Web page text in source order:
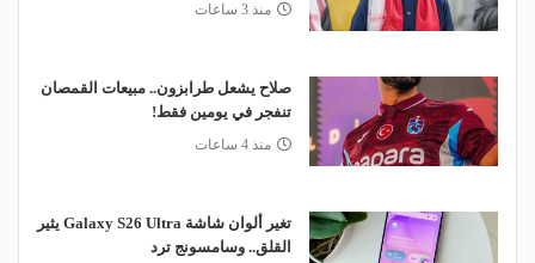
منذ 3 ساعات
صلاح يشعل طرابزون.. مبيعات القمصان
تنفجر في يومين فقط!
منذ 4 ساعات
تغير ألوان شاشة Galaxy S26 Ultra يثير
القلق.. وسامسونج ترد